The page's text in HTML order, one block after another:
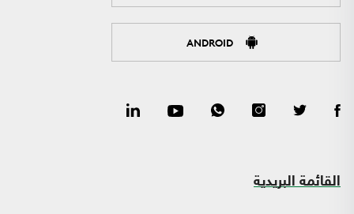
ANDROID
القائمة البريدية